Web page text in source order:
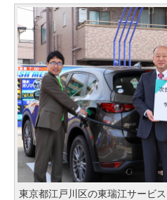
東京都江戸川区の東瑞江サービ